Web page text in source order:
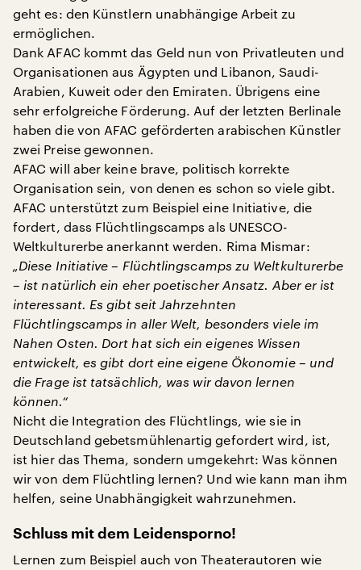
geht es: den Künstlern unabhängige Arbeit zu
ermöglichen.
Dank AFAC kommt das Geld nun von Privatleuten und
Organisationen aus Ägypten und Libanon, Saudi-
Arabien, Kuweit oder den Emiraten. Übrigens eine
sehr erfolgreiche Förderung. Auf der letzten Berlinale
haben die von AFAC geförderten arabischen Künstler
zwei Preise gewonnen.
AFAC will aber keine brave, politisch korrekte
Organisation sein, von denen es schon so viele gibt.
AFAC unterstützt zum Beispiel eine Initiative, die
fordert, dass Flüchtlingscamps als UNESCO-
Weltkulturerbe anerkannt werden. Rima Mismar:
„Diese Initiative – Flüchtlingscamps zu Weltkulturerbe
– ist natürlich ein eher poetischer Ansatz. Aber er ist
interessant. Es gibt seit Jahrzehnten
Flüchtlingscamps in aller Welt, besonders viele im
Nahen Osten. Dort hat sich ein eigenes Wissen
entwickelt, es gibt dort eine eigene Ökonomie – und
die Frage ist tatsächlich, was wir davon lernen
können.“
Nicht die Integration des Flüchtlings, wie sie in
Deutschland gebetsmühlenartig gefordert wird, ist,
ist hier das Thema, sondern umgekehrt: Was können
wir von dem Flüchtling lernen? Und wie kann man ihm
helfen, seine Unabhängigkeit wahrzunehmen.
Schluss mit dem Leidensporno!
Lernen zum Beispiel auch von Theaterautoren wie